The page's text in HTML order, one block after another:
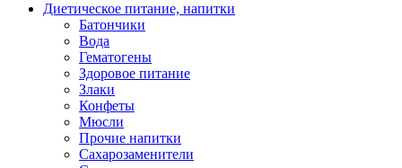
Диетическое питание, напитки
Батончики
Вода
Гематогены
Здоровое питание
Злаки
Конфеты
Мюсли
Прочие напитки
Сахарозаменители